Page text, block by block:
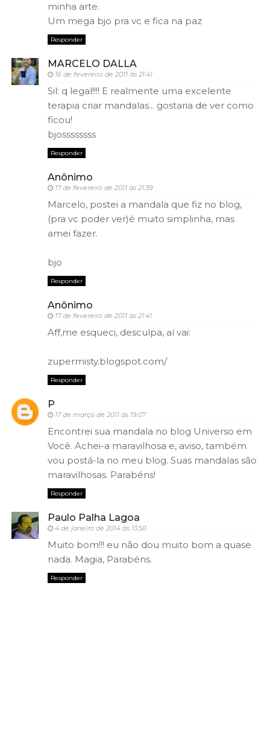
minha arte.
Um mega bjo pra vc e fica na paz
Responder
MARCELO DALLA
16 de fevereiro de 2011 às 21:41
Sil: q legal!!!! E realmente uma excelente
terapia criar mandalas... gostaria de ver como
ficou!
bjossssssss
Responder
Anônimo
17 de fevereiro de 2011 às 21:39
Marcelo, postei a mandala que fiz no blog,
(pra vc poder ver)é muito simplinha, mas
amei fazer.
bjo
Responder
Anônimo
17 de fevereiro de 2011 às 21:41
Aff,me esqueci, desculpa, aí vai:
zupermisty.blogspot.com/
Responder
P
17 de março de 2011 às 19:07
Encontrei sua mandala no blog Universo em
Você. Achei-a maravilhosa e, aviso, também
vou postá-la no meu blog. Suas mandalas são
maravilhosas. Parabéns!
Responder
Paulo Palha Lagoa
4 de janeiro de 2014 às 13:50
Muito bom!!! eu não dou muito bom a quase
nada. Magia, Parabéns.
Responder